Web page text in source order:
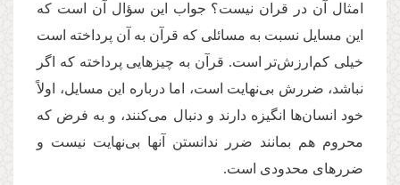
امثال آن در قران نیست؟ جواب این سؤال آن است که
این مسایل نسبت به مسائلی که قرآن به آن پرداخته است
خیلی کم‌‌ارزش‌تر است. قرآن به چیزهایی پرداخته که اگر
نباشد، ضررش بی‌نهایت است، اما درباره این مسایل، اولاً
خود انسان‌ها انگیزه دارند و دنبال می‌کنند، و به فرض که
محروم هم بمانند ضرر ندانستن آنها بی‌نهایت نیست و
ضررهای محدودی است.